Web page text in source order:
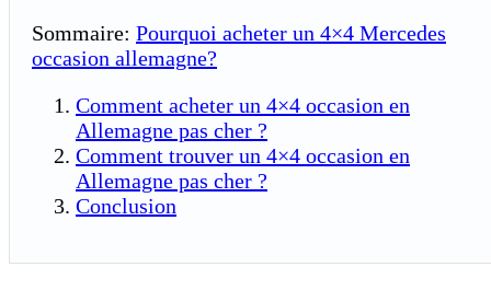
Sommaire: Pourquoi acheter un 4×4 Mercedes
occasion allemagne?
Comment acheter un 4×4 occasion en
Allemagne pas cher ?
Comment trouver un 4×4 occasion en
Allemagne pas cher ?
Conclusion